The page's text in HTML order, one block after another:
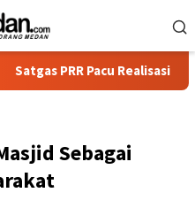
Pacu Realisasi Tambahan
Sebagai